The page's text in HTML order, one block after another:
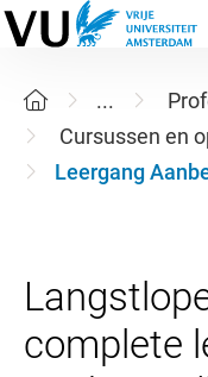
...
Cursussen en
Leergang
complete